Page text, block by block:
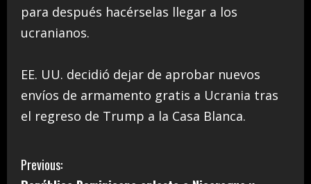
para después hacérselas llegar a los
ucranianos.
EE. UU. decidió dejar de aprobar nuevos
envíos de armamento gratis a Ucrania tras
el regreso de Trump a la Casa Blanca.
C
Previous: